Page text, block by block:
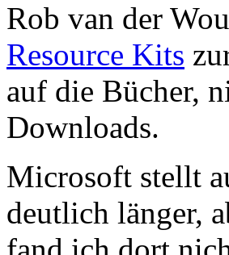
Rob van der
Resource Kits
auf die Bücher,
Downloads.
Microsoft stellt
deutlich länger,